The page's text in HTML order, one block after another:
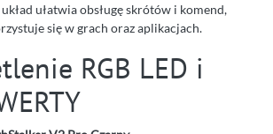
ułatwia obsługę skrótów i komend,
się w grach oraz aplikacjach.
RGB LED i